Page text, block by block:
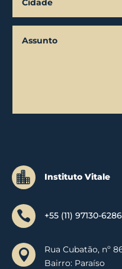
 Instituto Vitale
 +55 (11) 97130-6286

Rua Cubatão, nº
Bairro: Paraíso